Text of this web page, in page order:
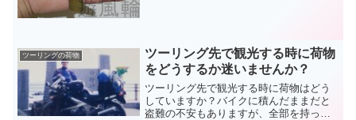
ツーリングの荷物
ツーリング先で観光する時に荷物
をどうするか迷いませんか？
ツーリング先で観光する時に荷物はどう
していますか？バイクに積んだままだと
盗難の不安もありますが、全部を持って